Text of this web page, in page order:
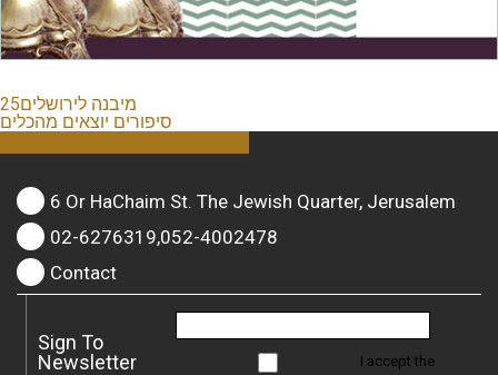
מיבנה לירושלים25
סיפורים יוצאים מהכלים
6 Or HaChaim St. The Jewish Quarter, Jerusalem
02-6276319,052-4002478
Contact
Sign To
Newsletter
I accept the